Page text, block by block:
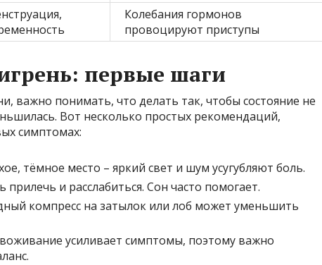
Колебания гормонов
провоцируют приступы
первые шаги
важно понимать, что делать так, чтобы состояние не
Вот несколько простых рекомендаций,
симптомах:
тёмное место – яркий свет и шум усугубляют боль.
прилечь и расслабиться. Сон часто помогает.
компресс на затылок или лоб может уменьшить
усиливает симптомы, поэтому важно